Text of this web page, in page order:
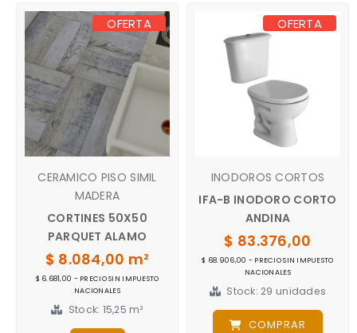
OFERTA
CERAMICO PISO SIMIL
MADERA
CORTINES 50X50
PARQUET ALAMO
$ 8.084,00 m²
$ 6.681,00 - PRECIO SIN IMPUESTO
NACIONALES
Stock: 15,25 m²
OFERTA
INODOROS CORTOS
IFA-B INODORO CORTO
ANDINA
$ 83.376,00
$ 68.906,00 - PRECIO SIN IMPUESTO
NACIONALES
Stock: 29 unidades
COMPRAR